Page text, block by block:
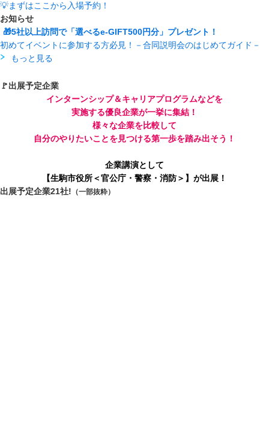
💡まずはここから入場予約！
お知らせ
🎁5社以上訪問で「選べるe-GIFT500円分」プレゼント！
初めてイベントに参加する方必見！－合同説明会のはじめてガイド－
もっと見る
🚩出展予定企業
インターンシップ＆キャリアプログラムなどを
実施する優良企業が一挙に集結！
様々な企業を比較して
自分のやりたいことを見つける第一歩を踏み出そう！
企業講演として
【生駒市役所＜官公庁・警察・消防＞】が出展！
出展予定企業21社! （一部抜粋）